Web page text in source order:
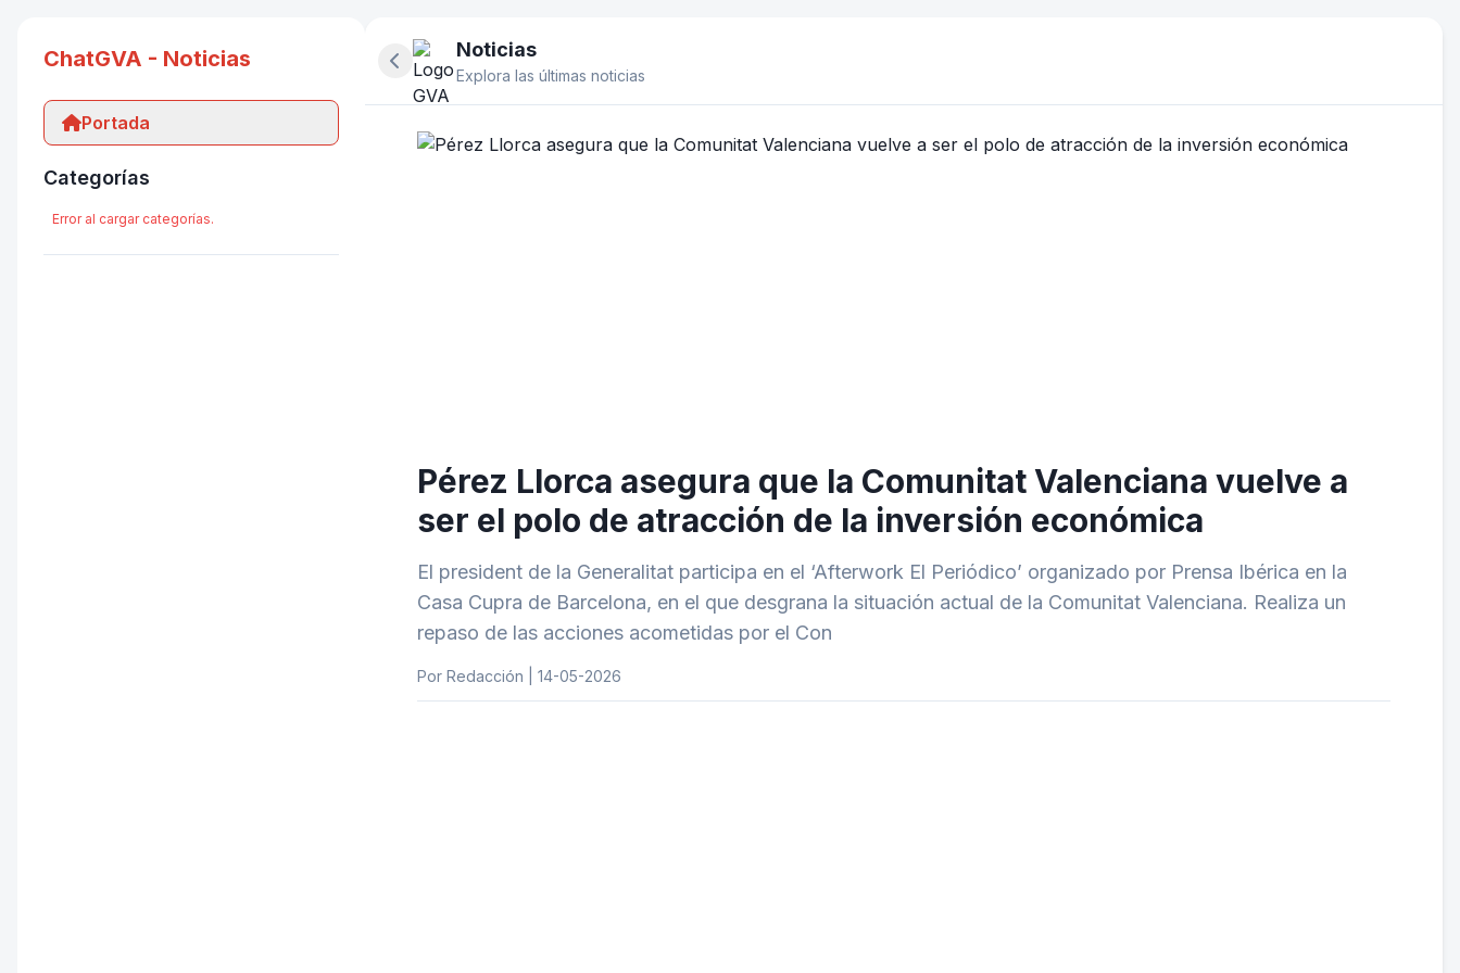
ChatGVA - Noticias
Portada
Categorías
Error al cargar categorías.
Ocultar panel lateral
Noticias
Explora las últimas noticias
Pérez Llorca asegura que la Comunitat Valenciana vuelve a
ser el polo de atracción de la inversión económica
El president de la Generalitat participa en el ‘Afterwork El Periódico’ organizado por Prensa Ibérica en la
Casa Cupra de Barcelona, en el que desgrana la situación actual de la Comunitat Valenciana. Realiza un
repaso de las acciones acometidas por el Con
Por Redacción | 14-05-2026